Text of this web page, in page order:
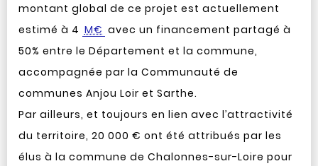
montant global de ce projet est actuellement
estimé à 4 M€ avec un financement partagé à
50% entre le Département et la commune,
accompagnée par la Communauté de
communes Anjou Loir et Sarthe.
Par ailleurs, et toujours en lien avec l’attractivité
du territoire, 20 000 € ont été attribués par les
élus à la commune de Chalonnes-sur-Loire pour